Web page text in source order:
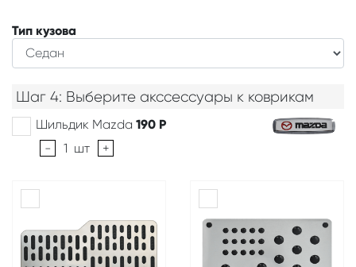
Тип кузова
Шаг 4: Выберите акссессуары к коврикам
Шильдик Mazda 190 Р
-
1 шт +